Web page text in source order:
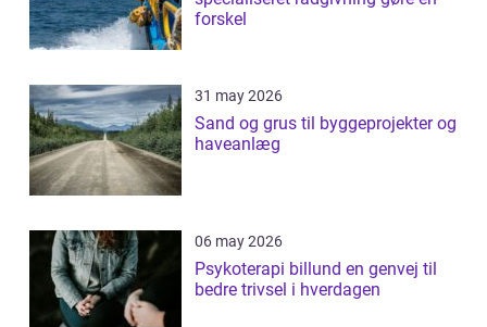
forskel
31 may 2026
Sand og grus til byggeprojekter og
haveanlæg
06 may 2026
Psykoterapi billund en genvej til
bedre trivsel i hverdagen